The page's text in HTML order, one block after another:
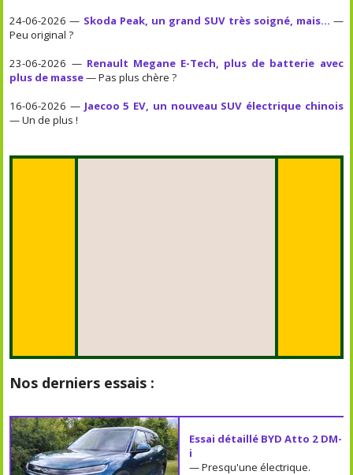
24-06-2026 — Skoda Peak, un grand SUV très soigné, mais... —
Peu original ?
23-06-2026 — Renault Megane E-Tech, plus de batterie avec
plus de masse— Pas plus chère ?
16-06-2026 — Jaecoo 5 EV, un nouveau SUV électrique chinois
— Un de plus !
Nos derniers essais :
Essai détaillé BYD Atto 2 DM-
i
— Presqu'une électrique.